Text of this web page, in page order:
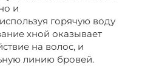
и
горячую воду
хной оказывает
на волос, и
линию бровей.